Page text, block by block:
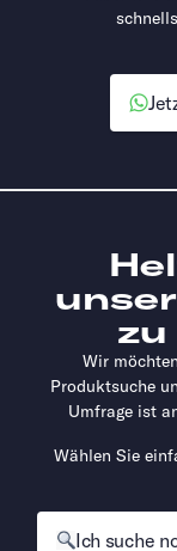
zu
Wir
Produktsuche
Umfrage ist
Wählen Sie
Ich suche